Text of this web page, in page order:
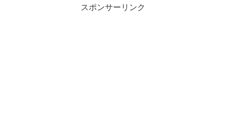
スポンサーリンク